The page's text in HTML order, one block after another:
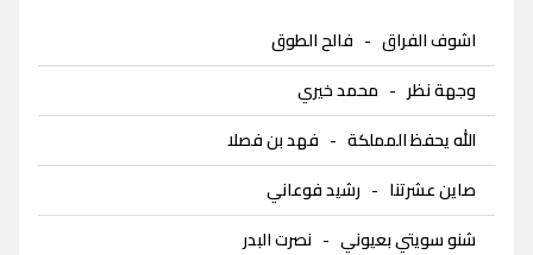
اشوف الفراق - فالح الطوق
وجهة نظر - محمد خيري
الله يحفظ المملكة - فهد بن فصلا
صاين عشرتنا - رشيد فوعاني
شنو سويتي بعيوني - نصرت البدر